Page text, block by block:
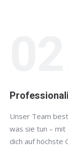
Unser Team
was sie tun – mit
dich auf höchste